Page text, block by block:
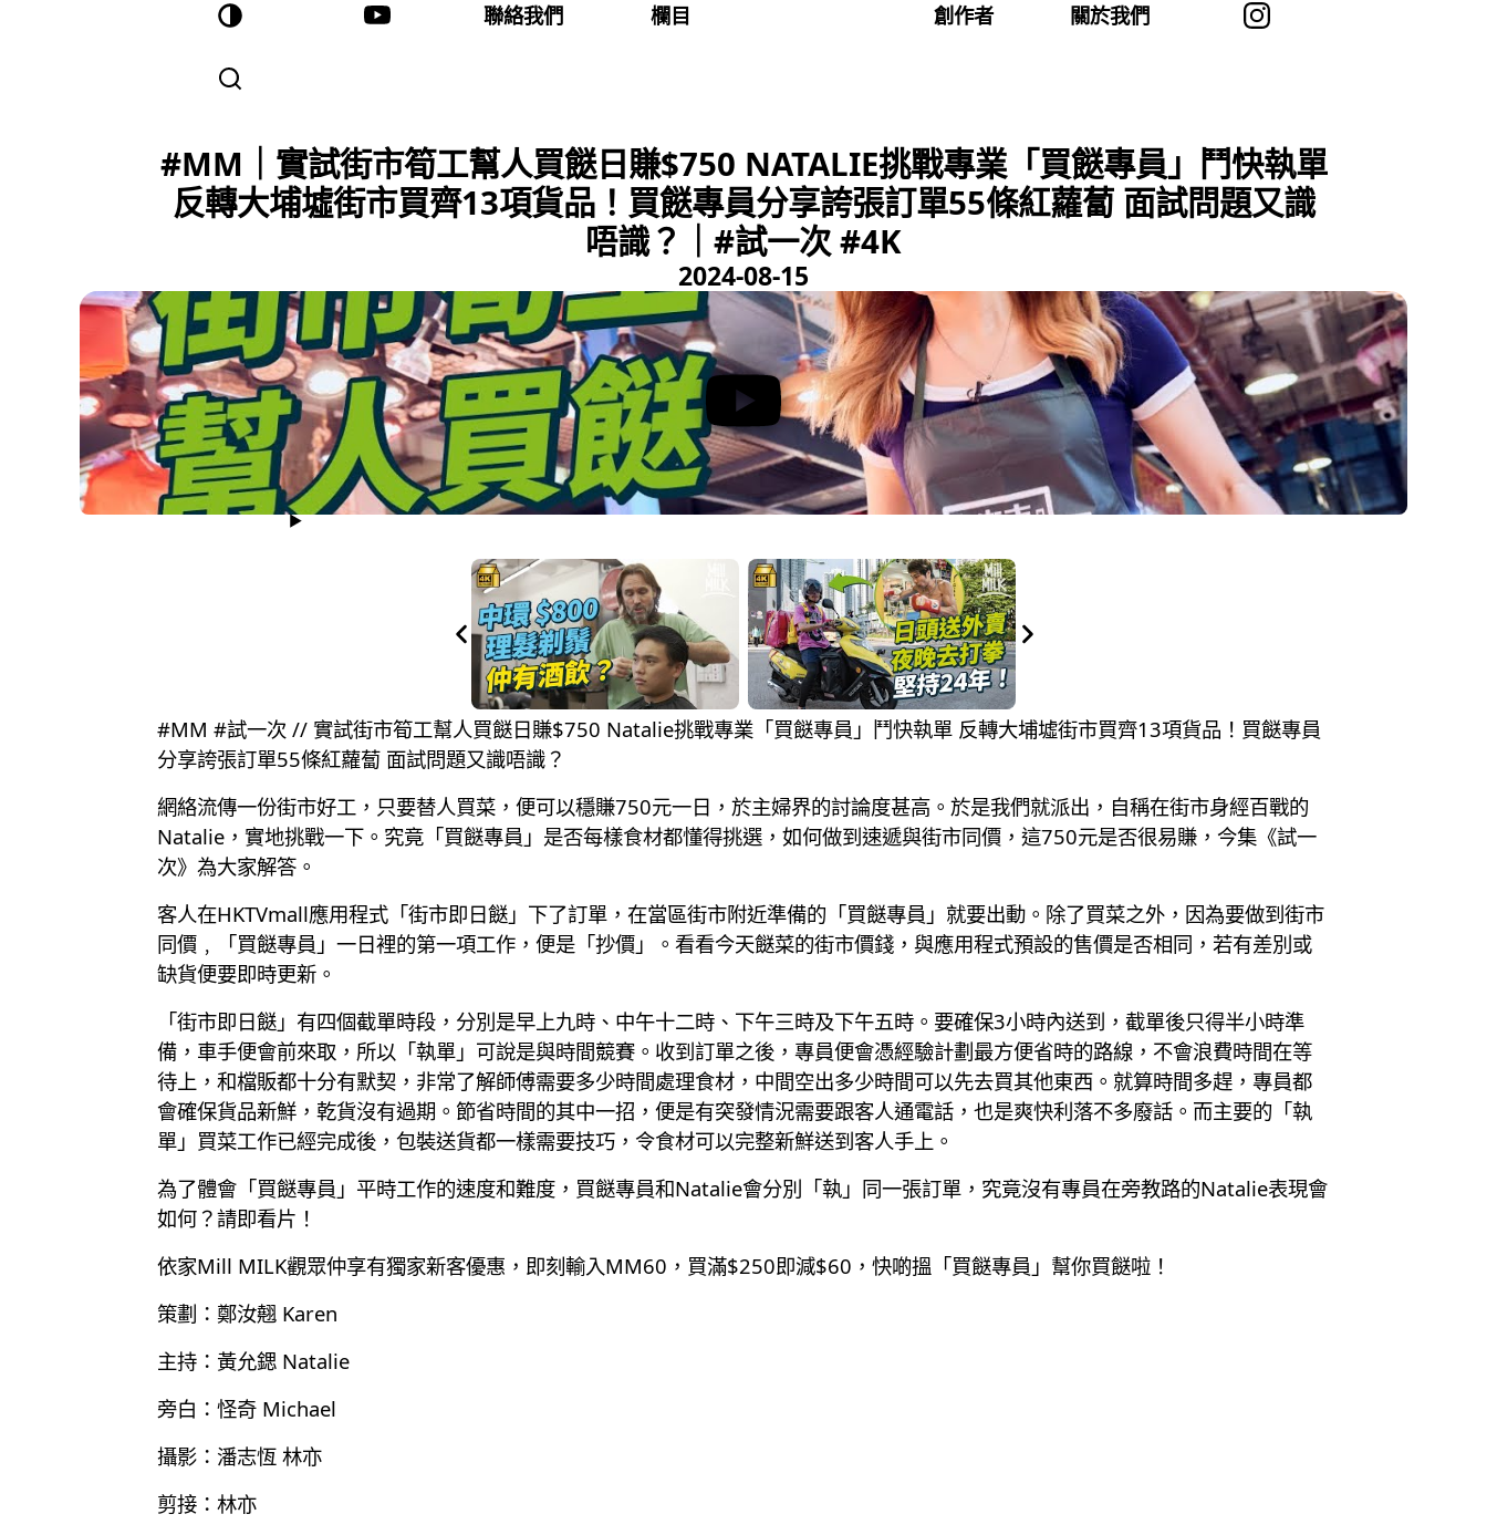
聯絡我們 欄目 創作者 關於我們
#MM｜實試街市筍工幫人買餸日賺$750 NATALIE挑戰專業「買餸專員」鬥快執單
反轉大埔墟街市買齊13項貨品！買餸專員分享誇張訂單55條紅蘿蔔 面試問題又識
唔識？｜#試一次 #4K
2024-08-15
#MM #試一次 // 實試街市筍工幫人買餸日賺$750 Natalie挑戰專業「買餸專員」鬥快執單 反轉大埔墟街市買齊13項貨品！買餸專員
分享誇張訂單55條紅蘿蔔 面試問題又識唔識？
網絡流傳一份街市好工，只要替人買菜，便可以穩賺750元一日，於主婦界的討論度甚高。於是我們就派出，自稱在街市身經百戰的
Natalie，實地挑戰一下。究竟「買餸專員」是否每樣食材都懂得挑選，如何做到速遞與街市同價，這750元是否很易賺，今集《試一
次》為大家解答。
客人在HKTVmall應用程式「街市即日餸」下了訂單，在當區街市附近準備的「買餸專員」就要出動。除了買菜之外，因為要做到街市
同價﹐「買餸專員」一日裡的第一項工作，便是「抄價」。看看今天餸菜的街市價錢，與應用程式預設的售價是否相同，若有差別或
缺貨便要即時更新。
「街市即日餸」有四個截單時段，分別是早上九時、中午十二時、下午三時及下午五時。要確保3小時內送到，截單後只得半小時準
備，車手便會前來取，所以「執單」可說是與時間競賽。收到訂單之後，專員便會憑經驗計劃最方便省時的路線，不會浪費時間在等
待上，和檔販都十分有默契，非常了解師傅需要多少時間處理食材，中間空出多少時間可以先去買其他東西。就算時間多趕，專員都
會確保貨品新鮮，乾貨沒有過期。節省時間的其中一招，便是有突發情況需要跟客人通電話，也是爽快利落不多廢話。而主要的「執
單」買菜工作已經完成後，包裝送貨都一樣需要技巧，令食材可以完整新鮮送到客人手上。
為了體會「買餸專員」平時工作的速度和難度，買餸專員和Natalie會分別「執」同一張訂單，究竟沒有專員在旁教路的Natalie表現會
如何？請即看片！
依家Mill MILK觀眾仲享有獨家新客優惠，即刻輸入MM60，買滿$250即減$60，快啲搵「買餸專員」幫你買餸啦！
策劃：鄭汝翹 Karen
主持：黃允鍶 Natalie
旁白：怪奇 Michael
攝影：潘志恆 林亦
剪接：林亦